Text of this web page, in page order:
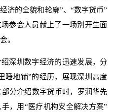
济的全貌和轮廓”、“数字货币”
参会人员献上了一场别开生面
。
深圳数字经济的迅速发展，分
睡地铺”的经历，展现深圳高度
分介绍数字货币时，罗润华先
，用“医疗机构安全解决方案”